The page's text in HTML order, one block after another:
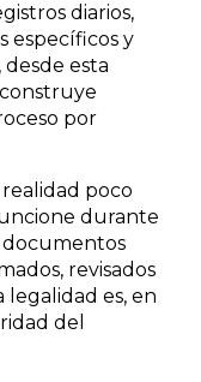
diarios,
específicos y
desde esta
por
poco
durante
documentos
revisados
legalidad es, en
del